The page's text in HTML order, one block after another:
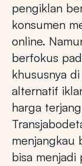
pengiklan
konsumen
online.
berfokus
khususnya
alternatif
harga
menjangkau
bisa